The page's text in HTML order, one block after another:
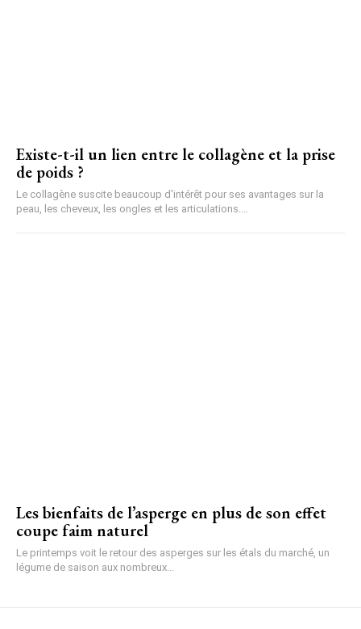
Existe-t-il un lien entre le collagène et la prise
de poids ?
Le collagène suscite beaucoup d'intérêt pour ses avantages sur la
peau, les cheveux, les ongles et les articulations....
Les bienfaits de l’asperge en plus de son effet
coupe faim naturel
Le printemps voit le retour des asperges sur les étals du marché, un
légume de saison aux nombreux...